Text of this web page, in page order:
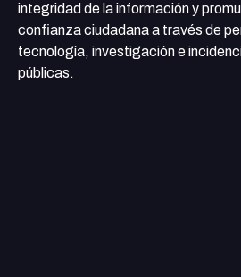
integridad de la información y
confianza ciudadana a través de
tecnología, investigación e
públicas.